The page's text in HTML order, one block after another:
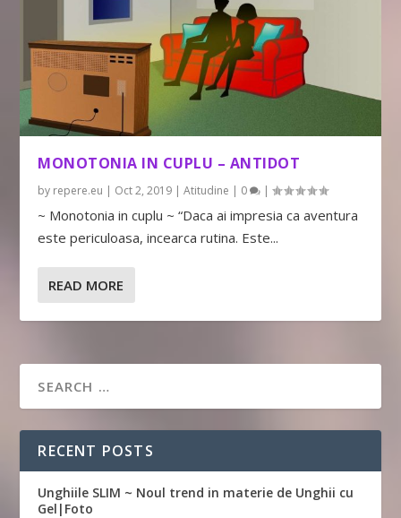
MONOTONIA IN CUPLU – ANTIDOT
by repere.eu | Oct 2, 2019 |Atitudine | 0 |
~ Monotonia in cuplu ~ “Daca ai impresia ca aventura
este periculoasa, incearca rutina. Este...
READ MORE
RECENT POSTS
Unghiile SLIM ~ Noul trend in materie de Unghii cu
Gel|Foto